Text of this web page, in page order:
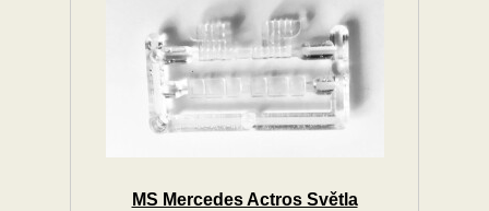
MS Mercedes Actros Světla